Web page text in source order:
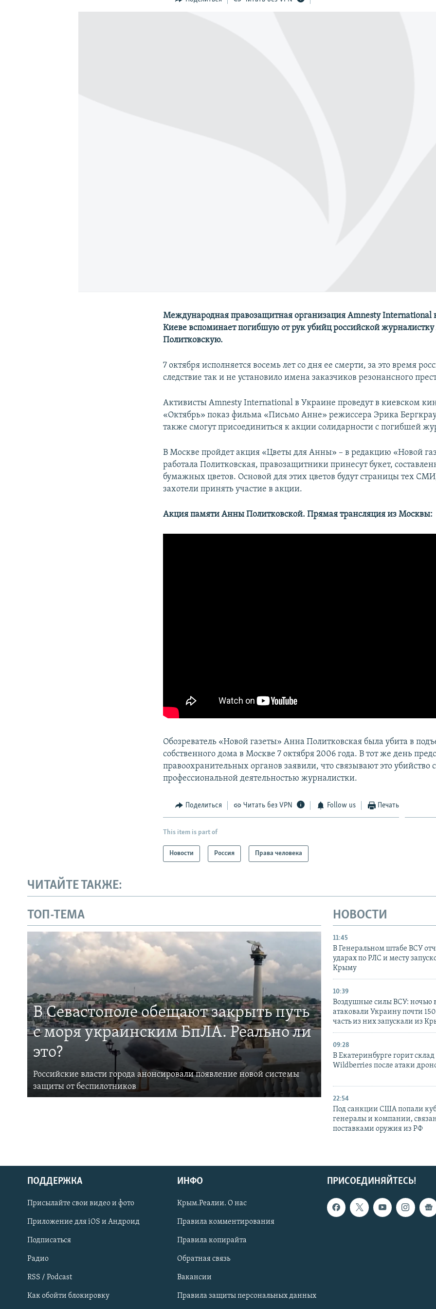
Українською
Qırımtatar
ПРИСОЕДИНЯЙТЕСЬ!
Международная правозащитная организация Amnesty International
Киеве вспоминает погибшую от рук убийц российской
Политковскую.
7 октября исполняется восемь лет со дня ее смерти, за это время
следствие так и не установило имена заказчиков резонансного
Активисты Amnesty International в Украине проведут в киевском
«Октябрь» показ фильма «Письмо Анне» режиссера Эрика
также смогут присоединиться к акции солидарности с погибшей
В Москве пройдет акция «Цветы для Анны» – в редакцию «Новой
работала Политковская, правозащитники принесут букет,
бумажных цветов. Основой для этих цветов будут страницы тех
захотели принять участие в акции.
Акция памяти Анны Политковской. Прямая трансляция из Москвы:
Обозреватель «Новой газеты» Анна Политковская была убита в
собственного дома в Москве 7 октября 2006 года. В тот же день
правоохранительных органов заявили, что связывают это убийство с
профессиональной деятельностью журналистки.
Поделиться Читать без VPN Follow us Печать
This item is part of
Новости Россия Права человека
ЧИТАЙТЕ ТАКЖЕ:
ТОП-ТЕМА
В Севастополе обещают закрыть путь
с моря украинским БпЛА. Реально ли
это?
Российские власти города анонсировали появление новой системы
защиты от беспилотников
НОВОСТИ
11:45
В Генеральном штабе ВСУ
ударах по РЛС и месту
Крыму
10:39
Воздушные силы ВСУ: ночью
атаковали Украину почти
часть из них запускали из
09:28
В Екатеринбурге горит склад
Wildberries после атаки
22:54
Под санкции США попали
генералы и компании,
поставками оружия из РФ
ПРИСОЕДИНЯЙТЕСЬ!
ПОДДЕРЖКА
Присылайте свои видео и фото
Приложение для iOS и Андроид
Подписаться
Радио
RSS / Podcast
Как обойти блокировку
ИНФО
Крым.Реалии. О нас
Правила комментирования
Правила копирайта
Обратная связь
Вакансии
Правила защиты персональных данных